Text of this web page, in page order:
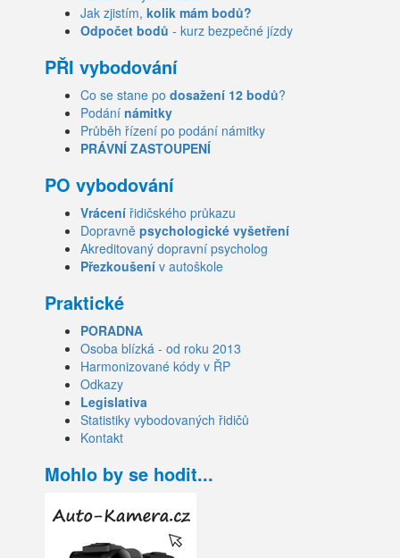
Jak zjistím, kolik mám bodů?
Odpočet bodů - kurz bezpečné jízdy
PŘI vybodování
Co se stane po dosažení 12 bodů?
Podání námitky
Průběh řízení po podání námitky
PRÁVNÍ ZASTOUPENÍ
PO vybodování
Vrácení řidičského průkazu
Dopravně psychologické vyšetření
Akreditovaný dopravní psycholog
Přezkoušení v autoškole
Praktické
PORADNA
Osoba blízká - od roku 2013
Harmonizované kódy v ŘP
Odkazy
Legislativa
Statistiky vybodovaných řidičů
Kontakt
Mohlo by se hodit...